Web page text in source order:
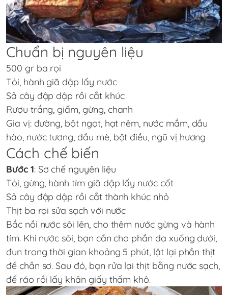
Chuẩn bị nguyên liệu
500 gr ba rọi
Tỏi, hành giã dập lấy nước
Sả cây đập dập rồi cắt khúc
Rượu trắng, giấm, gừng, chanh
Gia vị: đường, bột ngọt, hạt nêm, nước mắm, dầu
hào, nước tương, dầu mè, bột điều, ngũ vị hương
Cách chế biến
Bước 1: Sơ chế nguyên liệu
Tỏi, gừng, hành tím giã dập lấy nước cốt
Sả cây đập dập rồi cắt thành khúc nhỏ
Thịt ba rọi sửa sạch với nước
Bắc nồi nước sôi lên, cho thêm nước gừng và hành
tím. Khi nước sôi, bạn cần cho phần da xuống dưới,
đun trong thời gian khoảng 5 phút, lật lại phần thịt
để chần sơ. Sau đó, bạn rửa lại thịt bằng nước sạch,
để ráo rồi lấy khăn giấy thấm khô.